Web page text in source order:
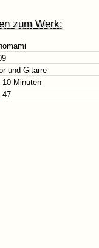
zum Werk:
und Gitarre
10 Minuten
47